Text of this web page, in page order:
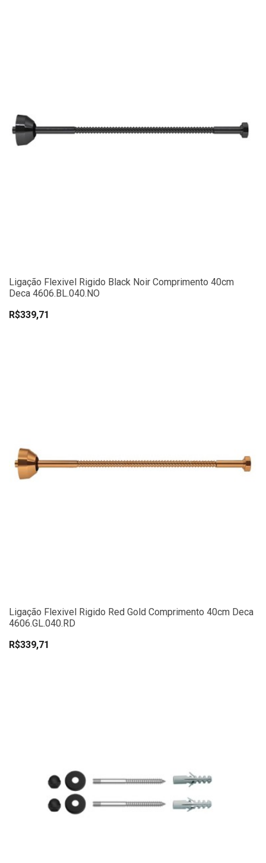
Ligação Flexivel Rigido Black Noir Comprimento 40cm
Deca 4606.BL.040.NO
R$339,71
Ligação Flexivel Rigido Red Gold Comprimento 40cm Deca
4606.GL.040.RD
R$339,71